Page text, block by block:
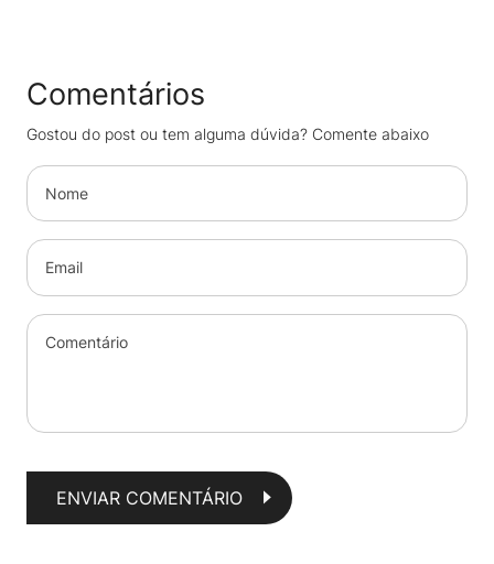
Comentários
Gostou do post ou tem alguma dúvida? Comente abaixo
ENVIAR COMENTÁRIO